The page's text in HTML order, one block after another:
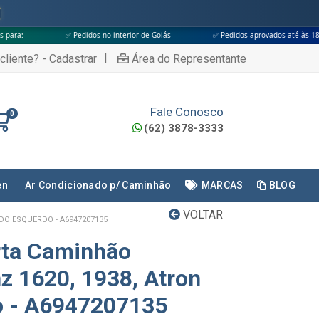
Pedidos no interior de Goiás ✅ Pedidos aprovados até às 18h ✅
- Cadastrar | Área do Representante
0 Fale Conosco
(62) 3878-3333
Ar Condicionado p/ Caminhão MARCAS BLOG
VOLTAR
ESQUERDO - A6947207135
Caminhão
1620, 1938, Atron
- A6947207135